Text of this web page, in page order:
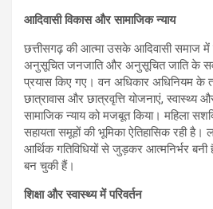
आदिवासी विकास और सामाजिक न्याय
छत्तीसगढ़ की आत्मा उसके आदिवासी समाज
अनुसूचित जनजाति और अनुसूचित जाति के
प्रयास किए गए। वन अधिकार अधिनियम के
छात्रावास और छात्रवृत्ति योजनाएं, स्वास्थ्य
सामाजिक न्याय को मजबूत किया। महिला
सहायता समूहों की भूमिका ऐतिहासिक रही है।
आर्थिक गतिविधियों से जुड़कर आत्मनिर्भर बनी
बन चुकी हैं।
शिक्षा और स्वास्थ्य में परिवर्तन